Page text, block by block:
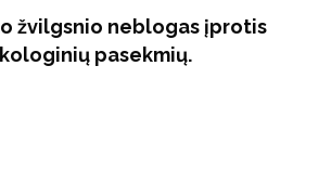
žvilgsnio neblogas įprotis
pasekmių.